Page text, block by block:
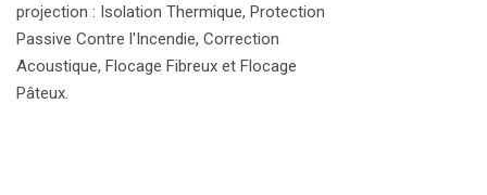
projection : Isolation Thermique, Protection
Passive Contre l'Incendie, Correction
Acoustique, Flocage Fibreux et Flocage
Pâteux.